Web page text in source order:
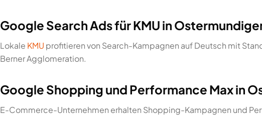
Google Search Ads für KMU in
Lokale KMU profitieren von Search-Kampagnen auf Deutsch mit
Berner Agglomeration.
Google Shopping und Performance Max in
E-Commerce-Unternehmen erhalten Shopping-Kampagnen und